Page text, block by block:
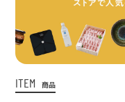
ITEM 商品